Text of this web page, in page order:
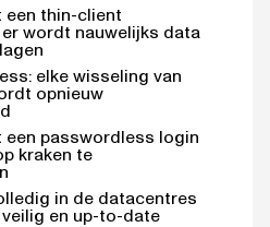
een thin-client
wordt nauwelijks data
elke wisseling van
opnieuw
een passwordless login
kraken te
in de datacentres
veilig en up-to-date